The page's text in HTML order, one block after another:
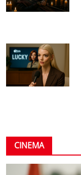
CINEMA